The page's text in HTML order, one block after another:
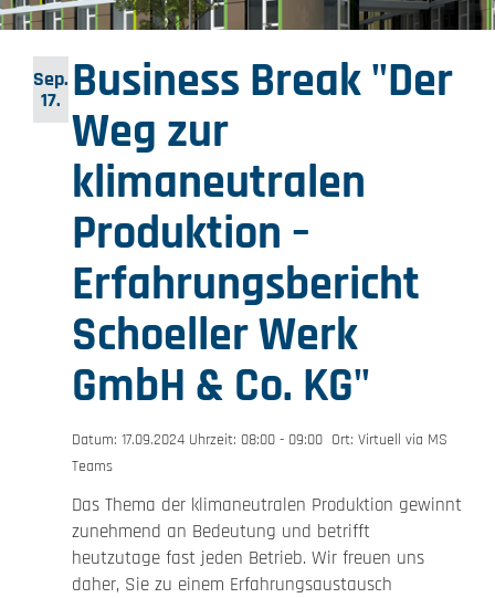
Sep.
17. Business Break "Der
Weg zur
klimaneutralen
Produktion –
Erfahrungsbericht
Schoeller Werk
GmbH & Co. KG"
Datum: 17.09.2024 Uhrzeit: 08:00 - 09:00 Ort: Virtuell via MS
Teams
Das Thema der klimaneutralen Produktion gewinnt
zunehmend an Bedeutung und betrifft
heutzutage fast jeden Betrieb. Wir freuen uns
daher, Sie zu einem Erfahrungsaustausch